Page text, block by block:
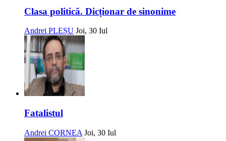
Clasa politică. Dicționar de sinonime
Andrei PLEȘU Joi, 30 Iul
Fatalistul
Andrei CORNEA Joi, 30 Iul